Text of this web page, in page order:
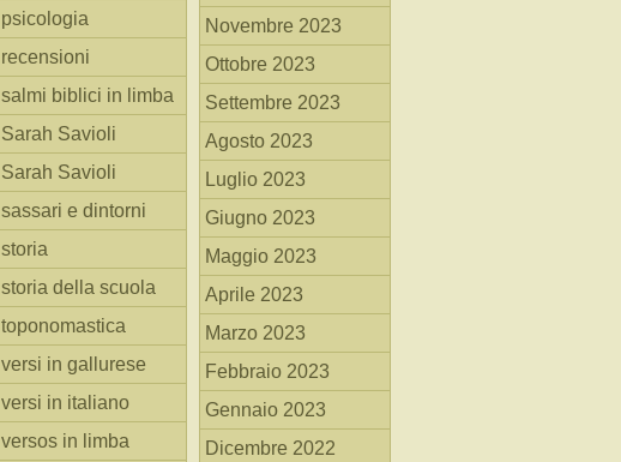
psicologia
recensioni
salmi biblici in limba
Sarah Savioli
Sarah Savioli
sassari e dintorni
storia
storia della scuola
toponomastica
versi in gallurese
versi in italiano
versos in limba
Novembre 2023
Ottobre 2023
Settembre 2023
Agosto 2023
Luglio 2023
Giugno 2023
Maggio 2023
Aprile 2023
Marzo 2023
Febbraio 2023
Gennaio 2023
Dicembre 2022